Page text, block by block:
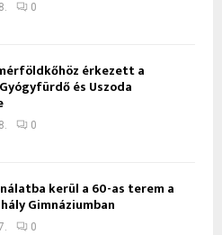
0
érkezett a
és Uszoda
0
kerül a 60-as terem a
Gimnáziumban
0